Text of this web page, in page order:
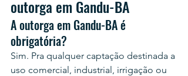
outorga em Gandu-BA
A outorga em Gandu-BA é
obrigatória?
Sim. Pra qualquer captação destinada a
uso comercial, industrial, irrigação ou